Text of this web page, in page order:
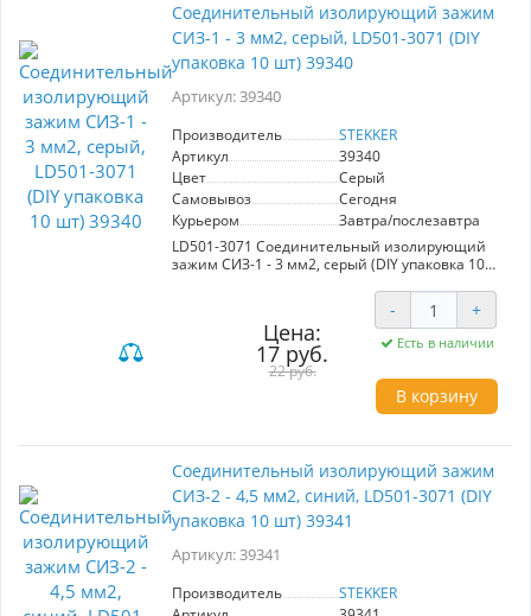
Соединительный изолирующий зажим
СИЗ-1 - 3 мм2, серый, LD501-3071 (DIY
упаковка 10 шт) 39340
Артикул: 39340
Производитель
STEKKER
Артикул
39340
Цвет
Серый
Самовывоз
Сегодня
Курьером
Завтра/послезавтра
LD501-3071 Соединительный изолирующий
зажим СИЗ-1 - 3 мм2, серый (DIY упаковка 10
Цена:
17 руб.
22 руб.
- +
Есть в наличии
В корзину
Соединительный изолирующий зажим
СИЗ-2 - 4,5 мм2, синий, LD501-3071 (DIY
упаковка 10 шт) 39341
Артикул: 39341
Производитель
STEKKER